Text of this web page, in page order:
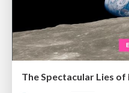
The Spectacular Lies of